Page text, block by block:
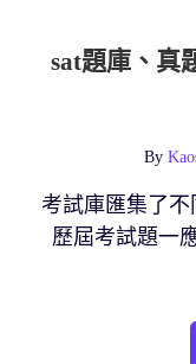
sat題庫、真
By
考試庫匯集了不
歷屆考試題一